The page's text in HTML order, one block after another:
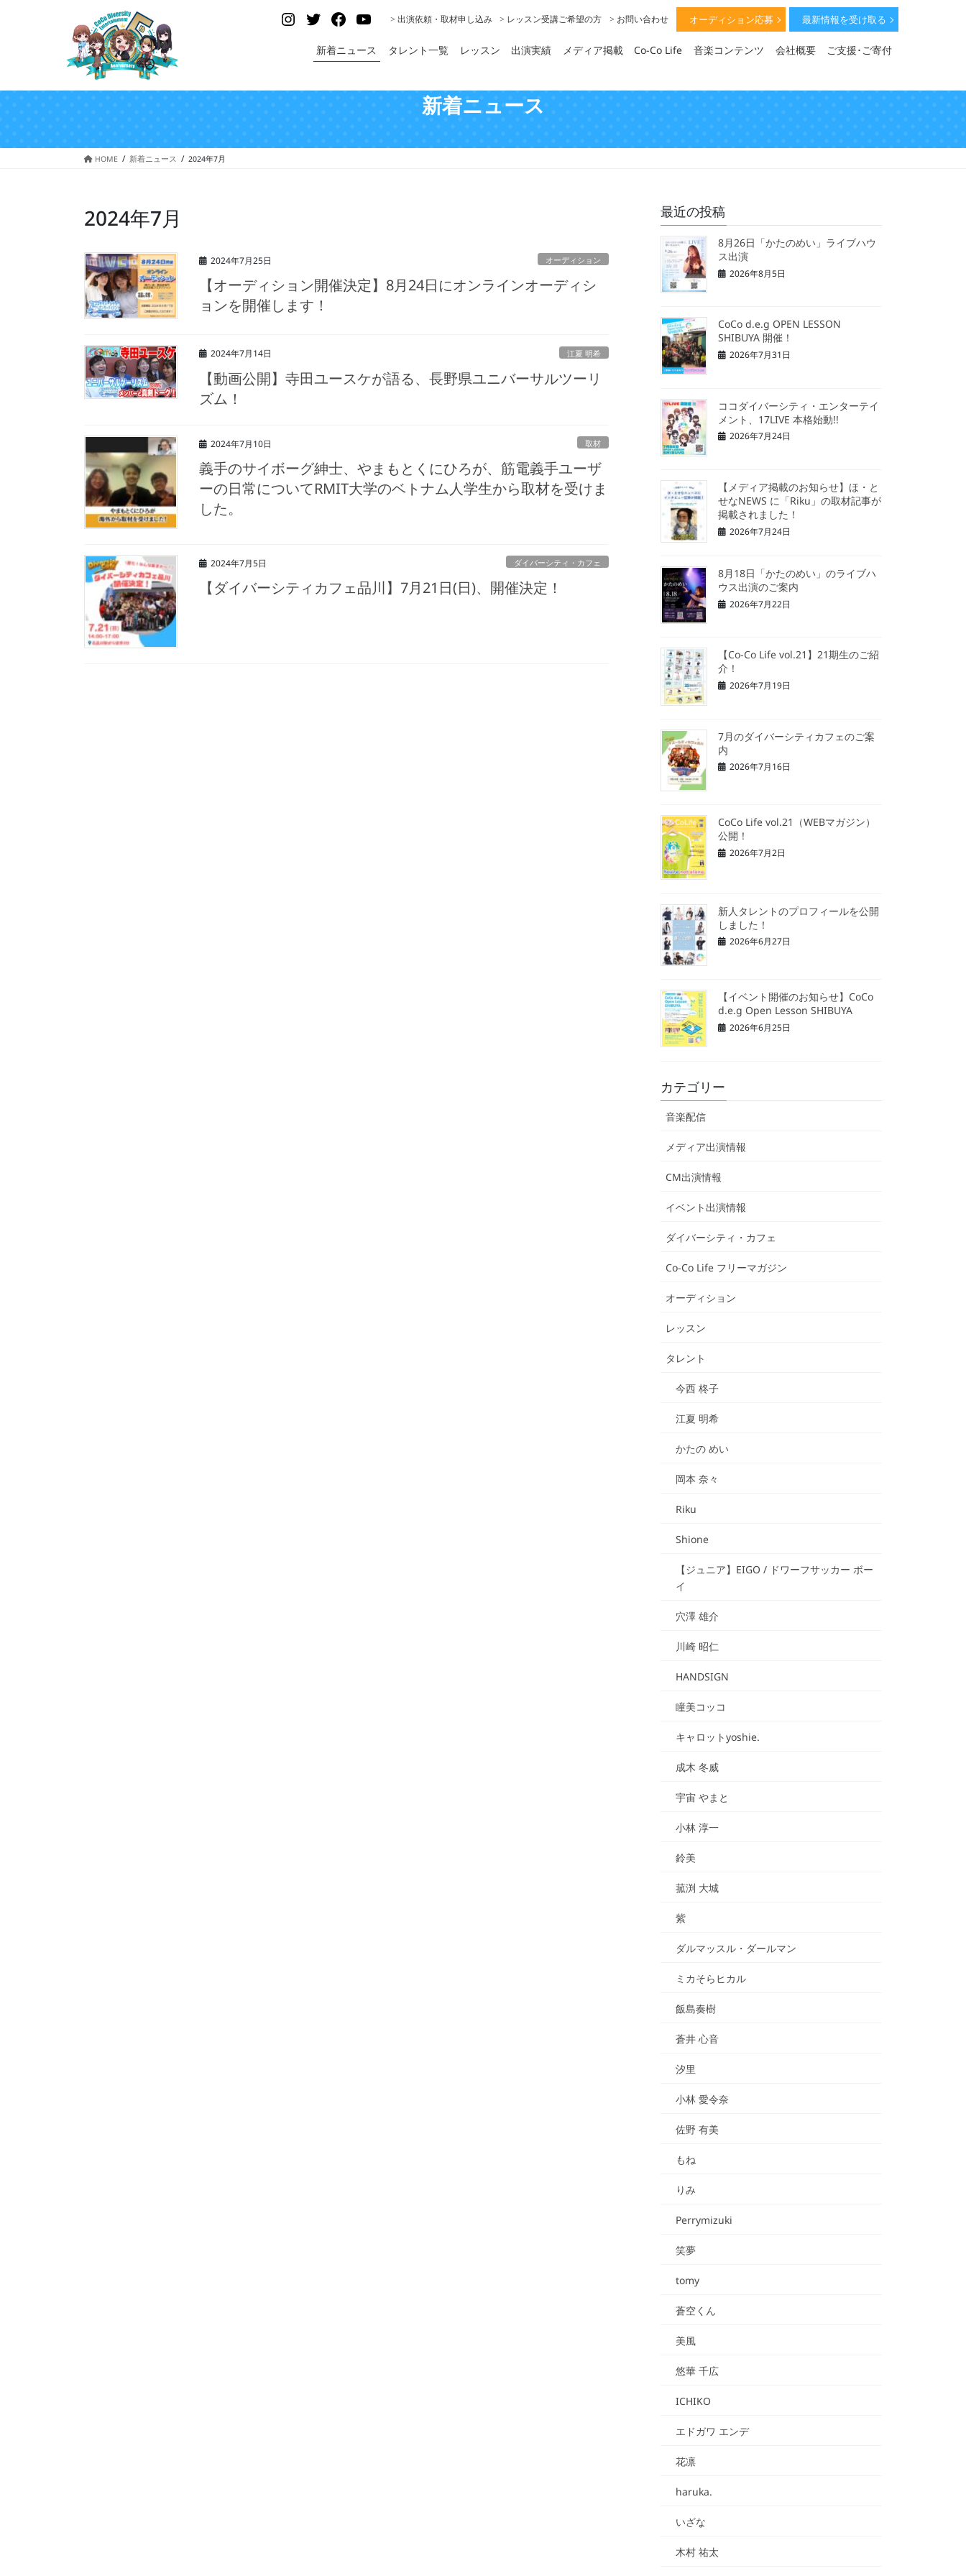
Instagram
> 出演依頼・取材申し込み > レッスン受講ご希望の方 > お問い合わせ オーディション応募 最新情報を受け取る
新着ニュース タレント一覧 レッスン 出演実績 メディア掲載 Co-Co Life 音楽コンテンツ 会社概要 ご支援･ご寄付
新着ニュース
HOME 新着ニュース 2024年7月
2024年7月
2024年7月25日 オーディション
【オーディション開催決定】8月24日にオンラインオーディシ
ョンを開催します！
2024年7月14日 江夏 明希
【動画公開】寺田ユースケが語る、長野県ユニバーサルツーリ
ズム！
2024年7月10日 取材
義手のサイボーグ紳士、やまもとくにひろが、筋電義手ユーザ
ーの日常についてRMIT大学のベトナム人学生から取材を受けま
した。
2024年7月5日 ダイバーシティ・カフェ
【ダイバーシティカフェ品川】7月21日(日)、開催決定！
最近の投稿
8月26日「かたのめい」ライブハウ
ス出演
2026年8月5日
CoCo d.e.g OPEN LESSON
SHIBUYA 開催！
2026年7月31日
ココダイバーシティ・エンターテイ
メント、17LIVE 本格始動!!
2026年7月24日
【メディア掲載のお知らせ】ほ・と
せなNEWS に「Riku」の取材記事が
掲載されました！
2026年7月24日
8月18日「かたのめい」のライブハ
ウス出演のご案内
2026年7月22日
【Co-Co Life vol.21】21期生のご紹
介！
2026年7月19日
7月のダイバーシティカフェのご案
内
2026年7月16日
CoCo Life vol.21（WEBマガジン）
公開！
2026年7月2日
新人タレントのプロフィールを公開
しました！
2026年6月27日
【イベント開催のお知らせ】CoCo
d.e.g Open Lesson SHIBUYA
2026年6月25日
カテゴリー
音楽配信
メディア出演情報
CM出演情報
イベント出演情報
ダイバーシティ・カフェ
Co-Co Life フリーマガジン
オーディション
レッスン
タレント
今西 柊子
江夏 明希
かたの めい
岡本 奈々
Riku
Shione
【ジュニア】EIGO / ドワーフサッカー ボー
イ
穴澤 雄介
川崎 昭仁
HANDSIGN
瞳美コッコ
キャロットyoshie.
成木 冬威
宇宙 やまと
小林 淳一
鈴美
菰渕 大城
紫
ダルマッスル・ダールマン
ミカそらヒカル
飯島奏樹
蒼井 心音
汐里
小林 愛令奈
佐野 有美
もね
りみ
Perrymizuki
笑夢
tomy
蒼空くん
美風
悠華 千広
ICHIKO
エドガワ エンデ
花凛
haruka.
いざな
木村 祐太